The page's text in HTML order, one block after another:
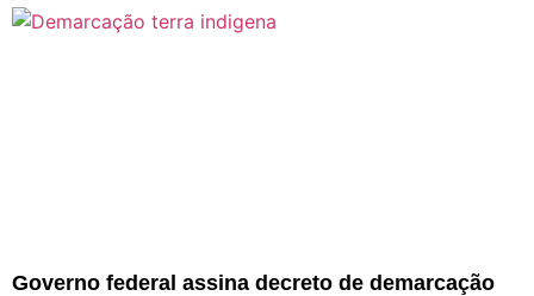
Governo federal assina decreto de demarcação